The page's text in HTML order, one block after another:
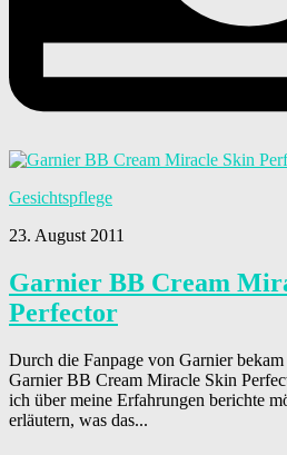
Gesichtspflege
23. August 2011
Garnier BB Cream
Perfector
Durch die Fanpage von Garnier
Garnier BB Cream Miracle Skin
ich über meine Erfahrungen berichte
erläutern, was das...